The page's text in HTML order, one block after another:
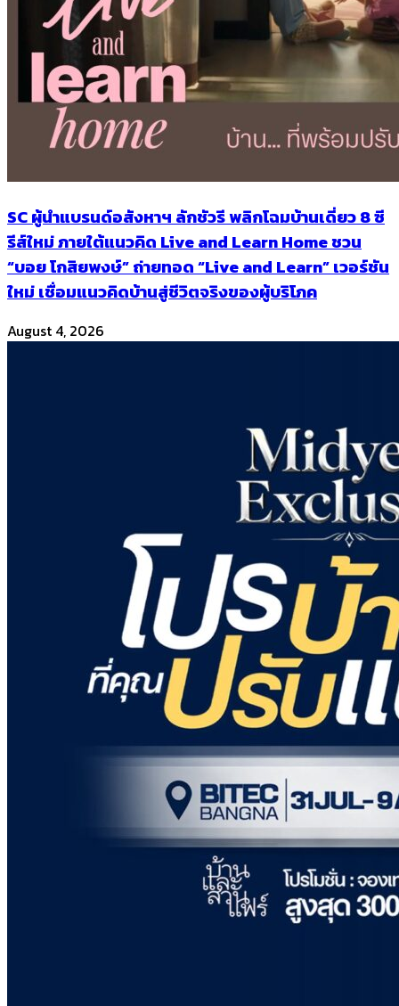
SC ผู้นำแบรนด์อสังหาฯ ลักชัวรี พลิกโฉมบ้านเดี่ยว 8 ซี
รีส์ใหม่ ภายใต้แนวคิด Live and Learn Home ชวน
“บอย โกสิยพงษ์” ถ่ายทอด “Live and Learn” เวอร์ชัน
ใหม่ เชื่อมแนวคิดบ้านสู่ชีวิตจริงของผู้บริโภค
August 4, 2026